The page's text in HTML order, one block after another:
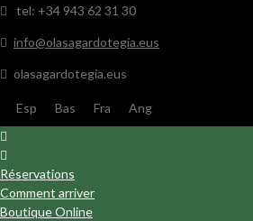
tel: +34 943 62 31 30
info@olasagardotegia.eus
olasagardotegia.eus
Esp Bas Fra Ang
Réservations
Comment arriver
Boutique Online